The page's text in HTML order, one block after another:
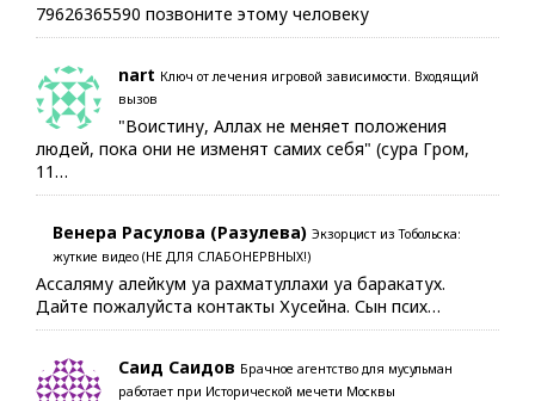
79626365590 позвоните этому человеку
nart Ключ от лечения игровой зависимости. Входящий
вызов
"Воистину, Аллах не меняет положения
людей, пока они не изменят самих себя" (сура Гром,
11…
Венера Расулова (Разулева) Экзорцист из Тобольска:
жуткие видео (НЕ ДЛЯ СЛАБОНЕРВНЫХ!)
Ассаляму алейкум уа рахматуллахи уа баракатух.
Дайте пожалуйста контакты Хусейна. Сын псих…
Саид Саидов Брачное агентство для мусульман
работает при Исторической мечети Москвы